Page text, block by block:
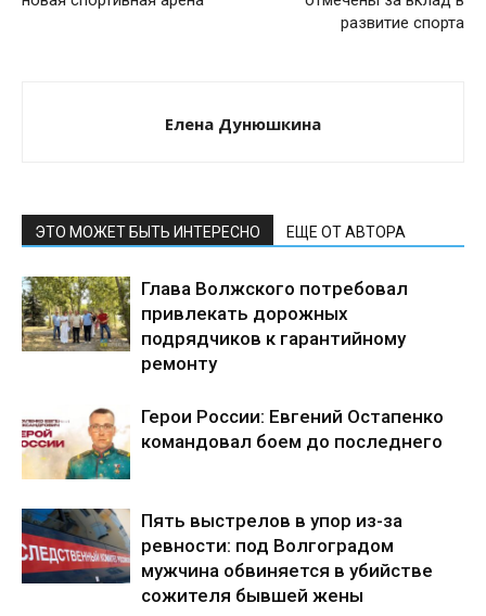
развитие спорта
Елена Дунюшкина
ЭТО МОЖЕТ БЫТЬ ИНТЕРЕСНО ЕЩЕ ОТ АВТОРА
Глава Волжского потребовал
привлекать дорожных
подрядчиков к гарантийному
ремонту
Герои России: Евгений Остапенко
командовал боем до последнего
Пять выстрелов в упор из-за
ревности: под Волгоградом
мужчина обвиняется в убийстве
сожителя бывшей жены